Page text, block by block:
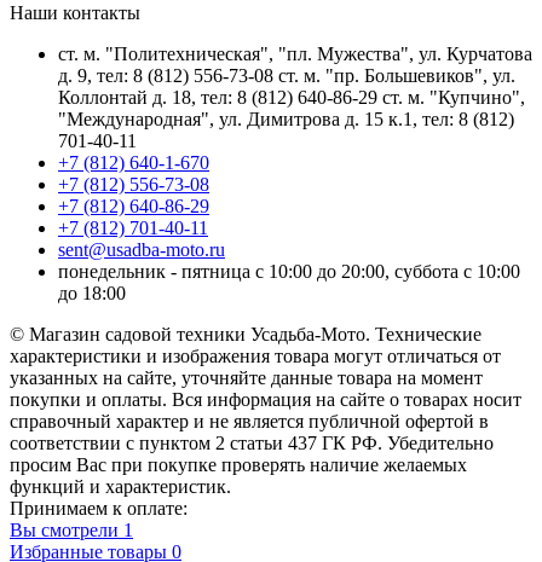
Наши контакты
ст. м. "Политехническая", "пл. Мужества", ул. Курчатова
д. 9, тел: 8 (812) 556-73-08 ст. м. "пр. Большевиков", ул.
Коллонтай д. 18, тел: 8 (812) 640-86-29 ст. м. "Купчино",
"Международная", ул. Димитрова д. 15 к.1, тел: 8 (812)
701-40-11
+7 (812) 640-1-670
+7 (812) 556-73-08
+7 (812) 640-86-29
+7 (812) 701-40-11
sent@usadba-moto.ru
понедельник - пятница с 10:00 до 20:00, суббота с 10:00
до 18:00
© Магазин садовой техники Усадьба-Мото. Технические
характеристики и изображения товара могут отличаться от
указанных на сайте, уточняйте данные товара на момент
покупки и оплаты. Вся информация на сайте о товарах носит
справочный характер и не является публичной офертой в
соответствии с пунктом 2 статьи 437 ГК РФ. Убедительно
просим Вас при покупке проверять наличие желаемых
функций и характеристик.
Принимаем к оплате:
Вы смотрели 1
Избранные товары 0